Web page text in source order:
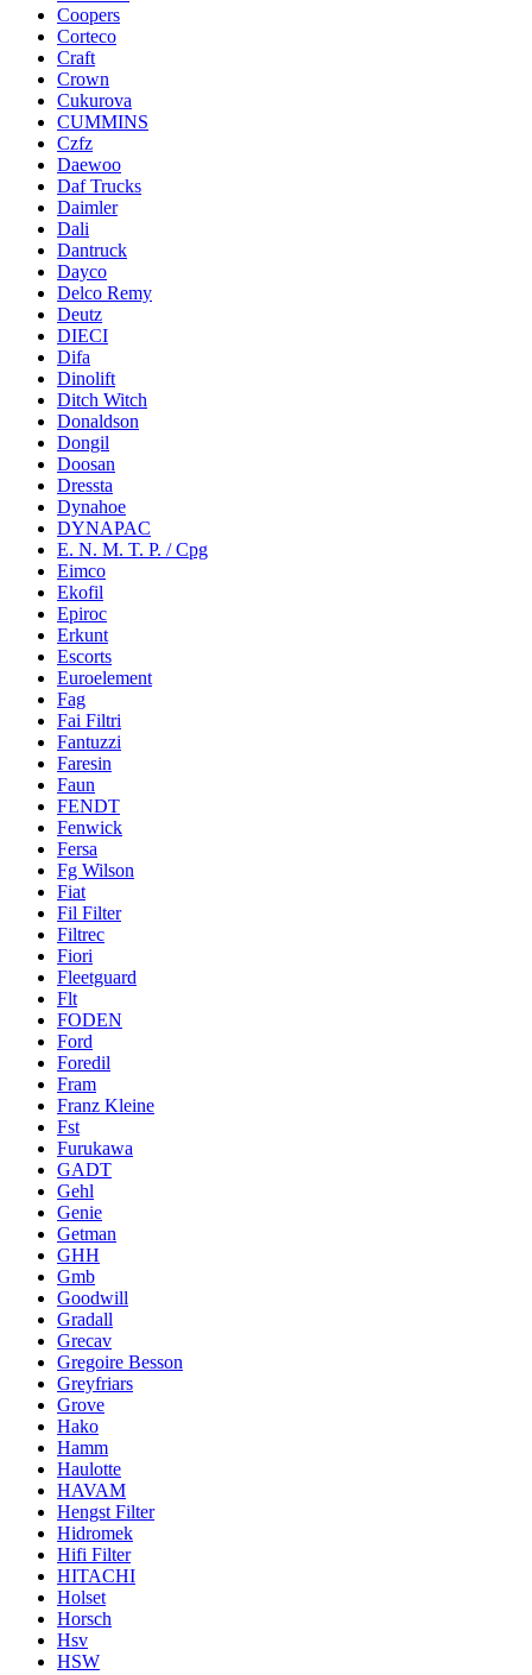
Coopers
Corteco
Craft
Crown
Cukurova
CUMMINS
Czfz
Daewoo
Daf Trucks
Daimler
Dali
Dantruck
Dayco
Delco Remy
Deutz
DIECI
Difa
Dinolift
Ditch Witch
Donaldson
Dongil
Doosan
Dressta
Dynahoe
DYNAPAC
E. N. M. T. P. / Cpg
Eimco
Ekofil
Epiroc
Erkunt
Escorts
Euroelement
Fag
Fai Filtri
Fantuzzi
Faresin
Faun
FENDT
Fenwick
Fersa
Fg Wilson
Fiat
Fil Filter
Filtrec
Fiori
Fleetguard
Flt
FODEN
Ford
Foredil
Fram
Franz Kleine
Fst
Furukawa
GADT
Gehl
Genie
Getman
GHH
Gmb
Goodwill
Gradall
Grecav
Gregoire Besson
Greyfriars
Grove
Hako
Hamm
Haulotte
HAVAM
Hengst Filter
Hidromek
Hifi Filter
HITACHI
Holset
Horsch
Hsv
HSW